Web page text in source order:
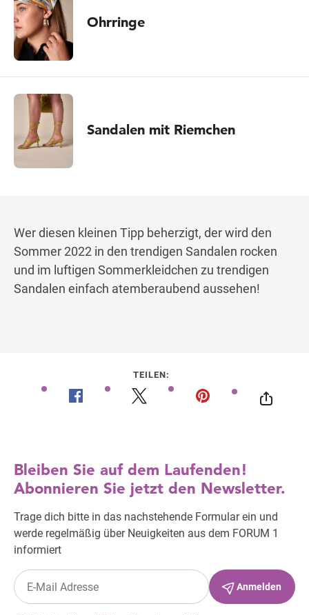
Ohrringe
Sandalen mit Riemchen
Wer diesen kleinen Tipp beherzigt, der wird den
Sommer 2022 in den trendigen Sandalen rocken
und im luftigen Sommerkleidchen zu trendigen
Sandalen einfach atemberaubend aussehen!
TEILEN: